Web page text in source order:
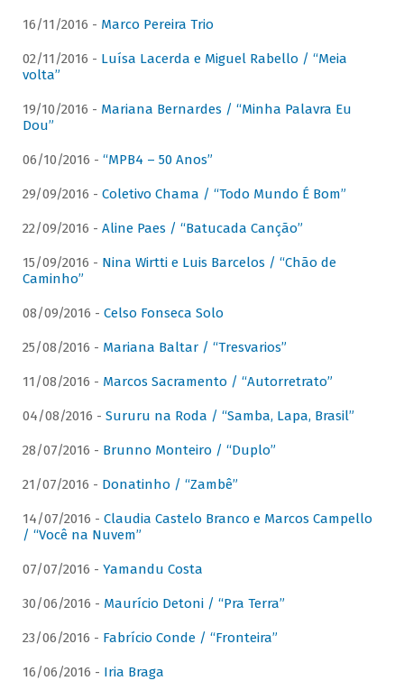
16/11/2016 - Marco Pereira Trio
02/11/2016 - Luísa Lacerda e Miguel Rabello / “Meia
volta”
19/10/2016 - Mariana Bernardes / “Minha Palavra Eu
Dou”
06/10/2016 - “MPB4 – 50 Anos”
29/09/2016 - Coletivo Chama / “Todo Mundo É Bom”
22/09/2016 - Aline Paes / “Batucada Canção”
15/09/2016 - Nina Wirtti e Luis Barcelos / “Chão de
Caminho”
08/09/2016 - Celso Fonseca Solo
25/08/2016 - Mariana Baltar / “Tresvarios”
11/08/2016 - Marcos Sacramento / “Autorretrato”
04/08/2016 - Sururu na Roda / “Samba, Lapa, Brasil”
28/07/2016 - Brunno Monteiro / “Duplo”
21/07/2016 - Donatinho / “Zambê”
14/07/2016 - Claudia Castelo Branco e Marcos Campello
/ “Você na Nuvem”
07/07/2016 - Yamandu Costa
30/06/2016 - Maurício Detoni / “Pra Terra”
23/06/2016 - Fabrício Conde / “Fronteira”
16/06/2016 - Iria Braga